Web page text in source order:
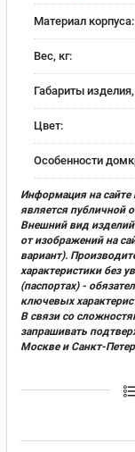
Материал корпуса:
Вес, кг:
Габариты
Цвет:
Особенности
Информация на сайте
является публичной
Внешний вид изделий
от изображений на
вариант).
характеристики без
(паспортах) -
ключевых
В связи со
запрашивать
Москве и Санкт-